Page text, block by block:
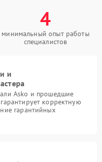
4
минимальный опыт работы
специалистов
и
Asko и прошедшие
корректную
гарантийных